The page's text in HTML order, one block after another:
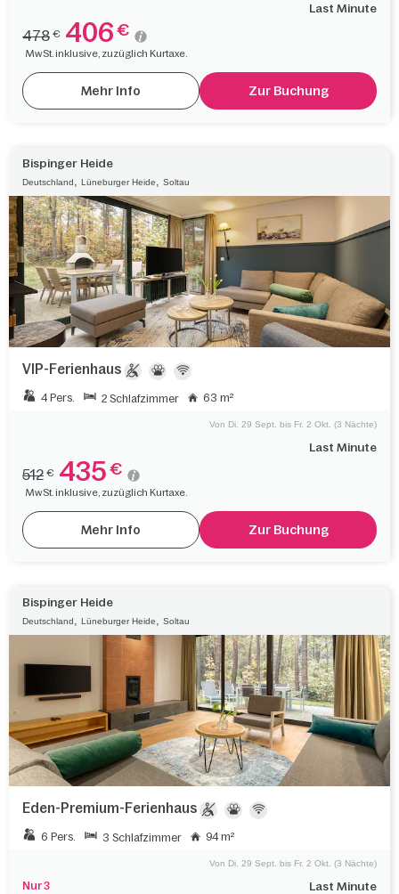
Last Minute
478 € 406 €
MwSt. inklusive, zuzüglich Kurtaxe.
Mehr Info Zur Buchung
Bispinger Heide
Deutschland Lüneburger Heide Soltau
VIP-Ferienhaus
4 Pers. 2 Schlafzimmer 63 m²
Last Minute
Von Di. 29 Sept. bis Fr. 2 Okt. (3 Nächte)
512 € 435 €
MwSt. inklusive, zuzüglich Kurtaxe.
Mehr Info Zur Buchung
Bispinger Heide
Deutschland Lüneburger Heide Soltau
Eden-Premium-Ferienhaus
6 Pers. 3 Schlafzimmer 94 m²
Nur 3 Last Minute
Von Di. 29 Sept. bis Fr. 2 Okt. (3 Nächte)